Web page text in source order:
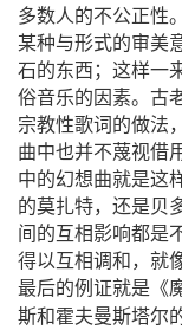
多数人的不公正性
某种与形式的审美
石的东西；这样一
俗音乐的因素。古
宗教性歌词的做法
曲中也并不蔑视借
中的幻想曲就是这
的莫扎特，还是贝
间的互相影响都是
得以互相调和，就
最后的例证就是《
斯和霍夫曼斯塔尔